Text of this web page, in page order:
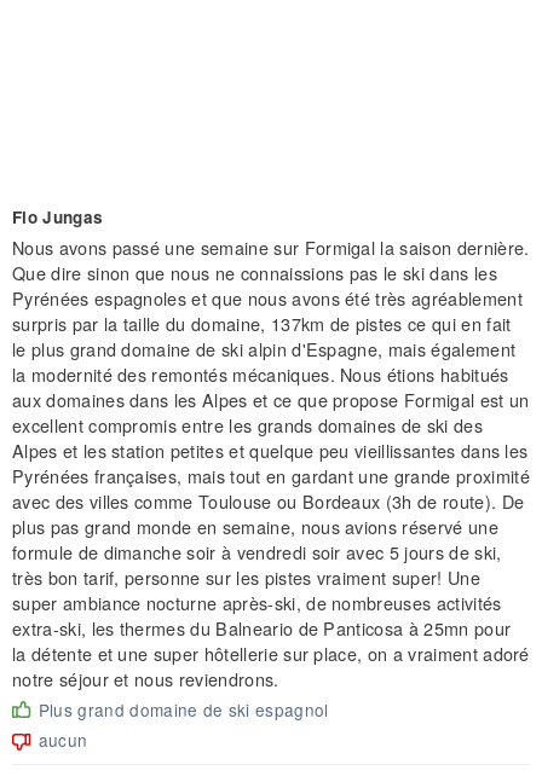
Flo Jungas
Nous avons passé une semaine sur Formigal la saison dernière.
Que dire sinon que nous ne connaissions pas le ski dans les
Pyrénées espagnoles et que nous avons été très agréablement
surpris par la taille du domaine, 137km de pistes ce qui en fait
le plus grand domaine de ski alpin d'Espagne, mais également
la modernité des remontés mécaniques. Nous étions habitués
aux domaines dans les Alpes et ce que propose Formigal est un
excellent compromis entre les grands domaines de ski des
Alpes et les station petites et quelque peu vieillissantes dans les
Pyrénées françaises, mais tout en gardant une grande proximité
avec des villes comme Toulouse ou Bordeaux (3h de route). De
plus pas grand monde en semaine, nous avions réservé une
formule de dimanche soir à vendredi soir avec 5 jours de ski,
très bon tarif, personne sur les pistes vraiment super! Une
super ambiance nocturne après-ski, de nombreuses activités
extra-ski, les thermes du Balneario de Panticosa à 25mn pour
la détente et une super hôtellerie sur place, on a vraiment adoré
notre séjour et nous reviendrons.
Plus grand domaine de ski espagnol
aucun